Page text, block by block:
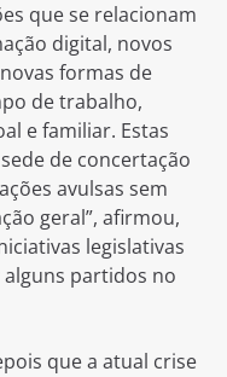
que se relacionam
digital, novos
formas de
de trabalho,
e familiar. Estas
de concertação
avulsas sem
geral”, afirmou,
legislativas
partidos no
que a atual crise